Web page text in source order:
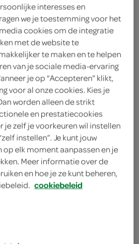
kies je winkel
interesses en
we je toestemming voor het
cookies om de integratie
met de website te
te maken en te helpen
van je sociale media-ervaring
je op “Accepteren” klikt,
voor al onze cookies. Kies je
worden alleen de strikt
en prestatiecookies
je zelf je voorkeuren wil instellen
instellen”. Je kunt jouw
elk moment aanpassen en je
Meer informatie over de
en hoe je ze kunt beheren,
cookiebeleid